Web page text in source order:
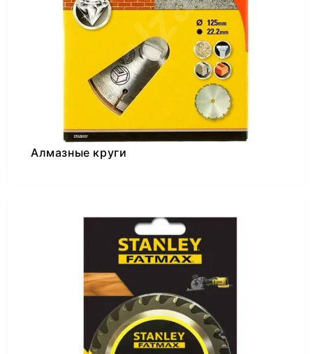
Алмазные круги